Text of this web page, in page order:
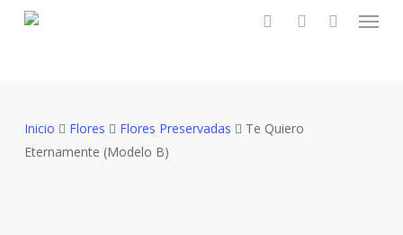
Menu
Inicio Flores Flores Preservadas
Te Quiero
Eternamente (Modelo B)